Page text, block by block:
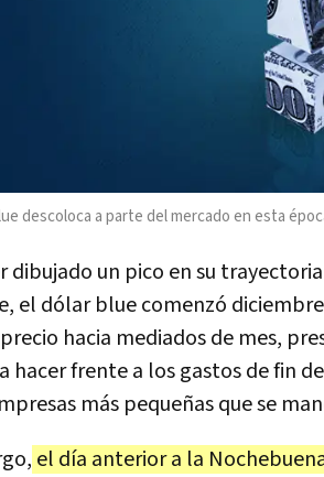
descoloca a parte del mercado en esta
dibujado un pico en su
el dólar blue comenzó
hacia mediados de mes,
hacer frente a los gastos de fin
más pequeñas que se
el día anterior a la